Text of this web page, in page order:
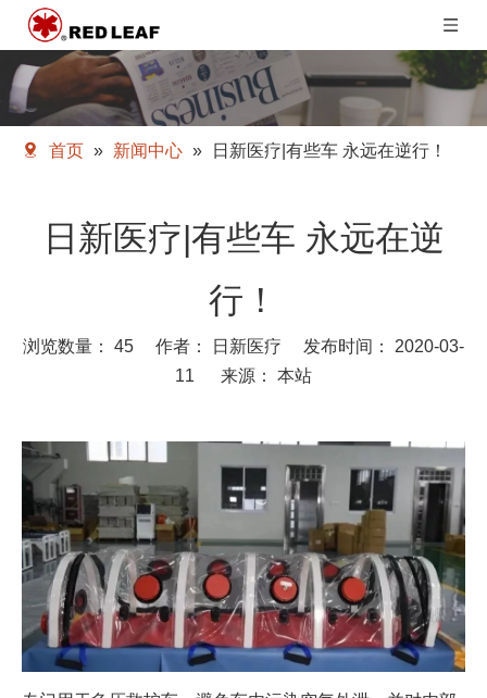
首页 » 新闻中心 » 日新医疗|有些车 永远在逆行！
日新医疗|有些车 永远在逆
行！
浏览数量： 45 作者： 日新医疗 发布时间： 2020-03-
11 来源： 本站